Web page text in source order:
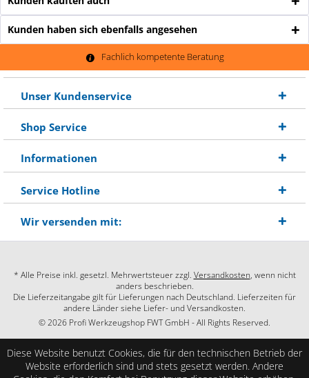
Kunden haben sich ebenfalls angesehen
Fachlich kompetente Beratung
Unser Kundenservice
Shop Service
Informationen
Service Hotline
Wir versenden mit:
* Alle Preise inkl. gesetzl. Mehrwertsteuer zzgl. Versandkosten, wenn nicht
anders beschrieben.
Die Lieferzeitangabe gilt für Lieferungen nach Deutschland. Lieferzeiten für
andere Länder siehe Liefer- und Versandkosten.
© 2026 Profi Werkzeugshop FWT GmbH - All Rights Reserved.
Diese Website benutzt Cookies, die für den technischen Betrieb der
Website erforderlich sind und stets gesetzt werden. Andere